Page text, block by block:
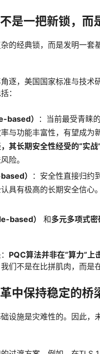
是一把新锁，而
的经典锁，而是发明一套
逐，美国国家标准与技
：
based）
：当前最受青睐
与功能丰富性，有望成为
其长期安全性经受的“实
险。
）
：安全性直接归约
具有极高的长期安全信心
based）
和多元多项式
PQC算法并非在“算力”上
们不是在比拼肌肉，而是
中保持稳定的桥
设施是灾难性的。因此，